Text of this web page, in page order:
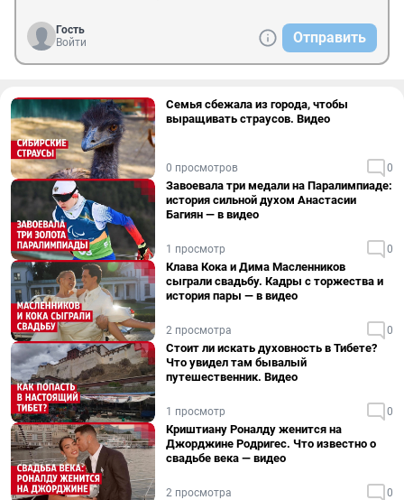
Гость
Войти
Отправить
Семья сбежала из города, чтобы
выращивать страусов. Видео
0 просмотров 0
Завоевала три медали на Паралимпиаде:
история сильной духом Анастасии
Багиян — в видео
1 просмотр 0
Клава Кока и Дима Масленников
сыграли свадьбу. Кадры с торжества и
история пары — в видео
2 просмотра 0
Стоит ли искать духовность в Тибете?
Что увидел там бывалый
путешественник. Видео
1 просмотр 0
Криштиану Роналду женится на
Джорджине Родригес. Что известно о
свадьбе века — видео
2 просмотра 0